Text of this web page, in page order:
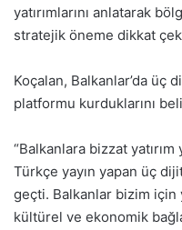
yatırımlarını anlatarak
stratejik öneme dikkat
Koçalan, Balkanlar’da üç
platformu kurduklarını
“Balkanlara bizzat
Türkçe yayın yapan üç
geçti. Balkanlar bizim için
kültürel ve ekonomik